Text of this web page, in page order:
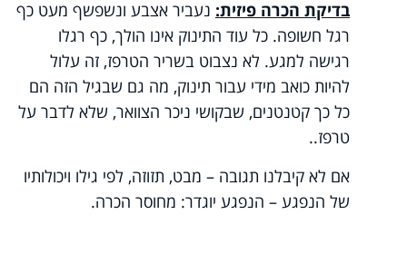
בדיקת הכרה פיזית: נעביר אצבע ונשפשף מעט כף
רגל חשופה. כל עוד התינוק אינו הולך, כף רגלו
רגישה למגע. לא נצבוט בשריר הטרפז, זה עלול
להיות כואב מידי עבור תינוק, מה גם שבגיל הזה הם
כל כך קטנטנים, שבקושי ניכר הצוואר, שלא לדבר על
טרפז..
אם לא קיבלנו תגובה – מבט, תזוזה, לפי גילו ויכולותיו
של הנפגע – הנפגע יוגדר: מחוסר הכרה.